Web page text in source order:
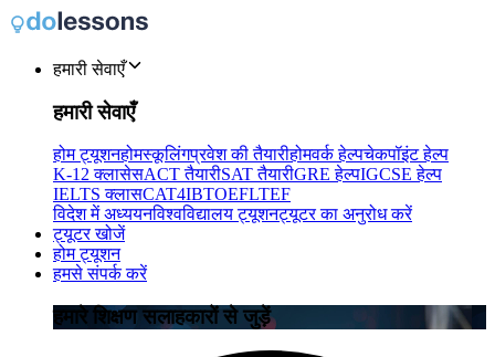
हमारी सेवाएँ
हमारी सेवाएँ
होम ट्यूशनहोमस्कूलिंगप्रवेश की तैयारीहोमवर्क हेल्पचेकपॉइंट हेल्प
K-12 क्लासेसACT तैयारीSAT तैयारीGRE हेल्पIGCSE हेल्प
IELTS क्लासCAT4IBTOEFLTEF
विदेश में अध्ययनविश्वविद्यालय ट्यूशनट्यूटर का अनुरोध करें
ट्यूटर खोजें
होम ट्यूशन
हमसे संपर्क करें
हमारे शिक्षण सलाहकारों से जुड़ें